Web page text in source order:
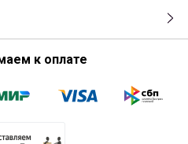
к оплате